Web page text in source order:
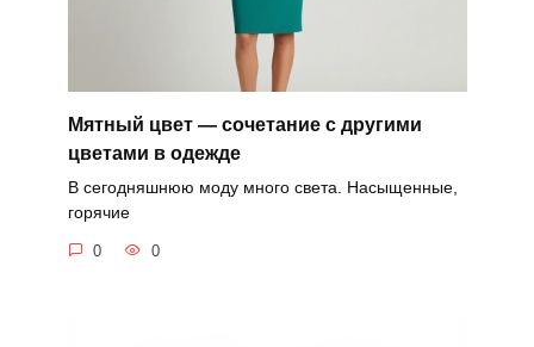
Мятный цвет — сочетание с другими
цветами в одежде
В сегодняшнюю моду много света. Насыщенные,
горячие
0 0